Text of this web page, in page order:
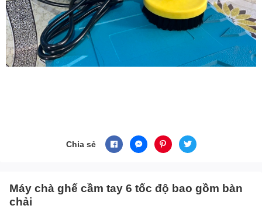
Chia sẻ
Máy chà ghế cầm tay 6 tốc độ bao gồm bàn
chải